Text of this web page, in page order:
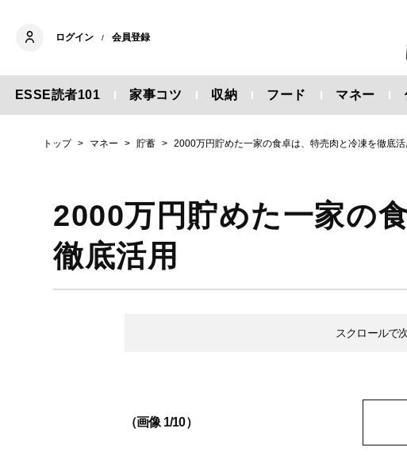
ログイン / 会員登録
ESSE読者101 家事コツ 収納 フード マネー
トップ マネー 貯蓄 2000万円貯めた一家の食卓は、特売肉と冷凍を徹底活
2000万円貯めた一家の
徹底活用
スクロールで
（画像 1/10）